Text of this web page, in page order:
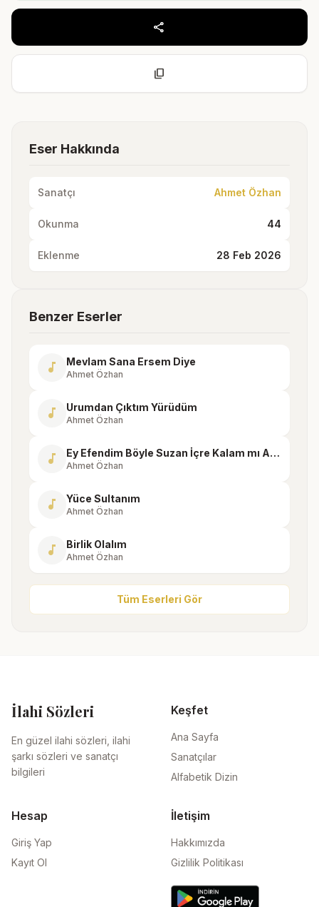
share
content_copy
Eser Hakkında
Sanatçı Ahmet Özhan
Okunma 44
Eklenme 28 Feb 2026
Benzer Eserler
music_note Mevlam Sana Ersem Diye
Ahmet Özhan
music_note Urumdan Çıktım Yürüdüm
Ahmet Özhan
music_note Ey Efendim Böyle Suzan İçre Kalam mı Acep
Ahmet Özhan
music_note Yüce Sultanım
Ahmet Özhan
music_note Birlik Olalım
Ahmet Özhan
Tüm Eserleri Gör
İlahi Sözleri
En güzel ilahi sözleri, ilahi
şarkı sözleri ve sanatçı
bilgileri
Keşfet
Ana Sayfa
Sanatçılar
Alfabetik Dizin
Hesap
Giriş Yap
Kayıt Ol
İletişim
Hakkımızda
Gizlilik Politikası